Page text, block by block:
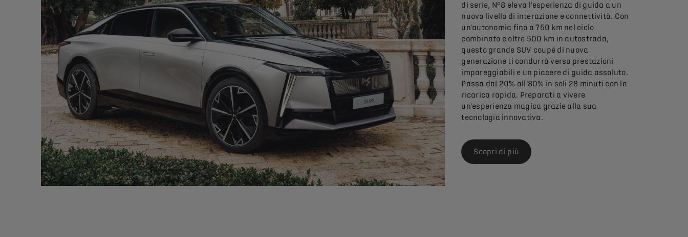
di serie, N°8 eleva l'esperienza di guida a un
nuovo livello di interazione e connettività. Con
un'autonomia fino a 750 km nel ciclo
combinato e oltre 500 km in autostrada,
questo grande SUV coupé di nuova
generazione ti condurrà verso prestazioni
impareggiabili e un piacere di guida assoluto.
Passa dal 20% all'80% in soli 28 minuti con la
ricarica rapida. Preparati a vivere
un'esperienza magica grazie alla sua
tecnologia innovativa.
Scopri di più